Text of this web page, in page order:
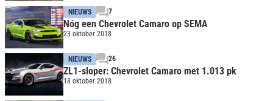
NIEUWS 7
Nóg een Chevrolet Camaro op SEMA
23 oktober 2018
NIEUWS 26
ZL1-sloper: Chevrolet Camaro met 1.013 pk
18 oktober 2018